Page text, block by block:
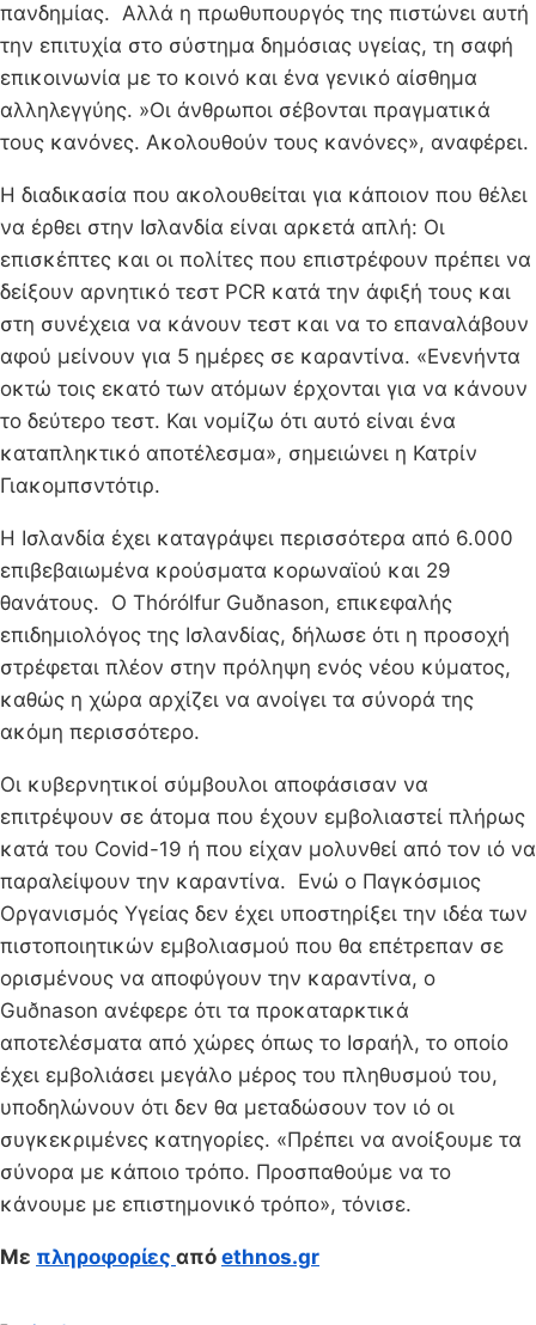
πανδημίας. Αλλά η πρωθυπουργός της πιστώνει αυτή
την επιτυχία στο σύστημα δημόσιας υγείας, τη σαφή
επικοινωνία με το κοινό και ένα γενικό αίσθημα
αλληλεγγύης. »Οι άνθρωποι σέβονται πραγματικά
τους κανόνες. Ακολουθούν τους κανόνες», αναφέρει.
Η διαδικασία που ακολουθείται για κάποιον που θέλει
να έρθει στην Ισλανδία είναι αρκετά απλή: Οι
επισκέπτες και οι πολίτες που επιστρέφουν πρέπει να
δείξουν αρνητικό τεστ PCR κατά την άφιξή τους και
στη συνέχεια να κάνουν τεστ και να το επαναλάβουν
αφού μείνουν για 5 ημέρες σε καραντίνα. «Ενενήντα
οκτώ τοις εκατό των ατόμων έρχονται για να κάνουν
το δεύτερο τεστ. Και νομίζω ότι αυτό είναι ένα
καταπληκτικό αποτέλεσμα», σημειώνει η Κατρίν
Γιακομπσντότιρ.
H Ισλανδία έχει καταγράψει περισσότερα από 6.000
επιβεβαιωμένα κρούσματα κορωναϊού και 29
θανάτους. Ο Thórólfur Guðnason, επικεφαλής
επιδημιολόγος της Ισλανδίας, δήλωσε ότι η προσοχή
στρέφεται πλέον στην πρόληψη ενός νέου κύματος,
καθώς η χώρα αρχίζει να ανοίγει τα σύνορά της
ακόμη περισσότερο.
Οι κυβερνητικοί σύμβουλοι αποφάσισαν να
επιτρέψουν σε άτομα που έχουν εμβολιαστεί πλήρως
κατά του Covid-19 ή που είχαν μολυνθεί από τον ιό να
παραλείψουν την καραντίνα. Ενώ ο Παγκόσμιος
Οργανισμός Υγείας δεν έχει υποστηρίξει την ιδέα των
πιστοποιητικών εμβολιασμού που θα επέτρεπαν σε
ορισμένους να αποφύγουν την καραντίνα, ο
Guðnason ανέφερε ότι τα προκαταρκτικά
αποτελέσματα από χώρες όπως το Ισραήλ, το οποίο
έχει εμβολιάσει μεγάλο μέρος του πληθυσμού του,
υποδηλώνουν ότι δεν θα μεταδώσουν τον ιό οι
συγκεκριμένες κατηγορίες. «Πρέπει να ανοίξουμε τα
σύνορα με κάποιο τρόπο. Προσπαθούμε να το
κάνουμε με επιστημονικό τρόπο», τόνισε.
Mε πληροφορίες από ethnos.gr